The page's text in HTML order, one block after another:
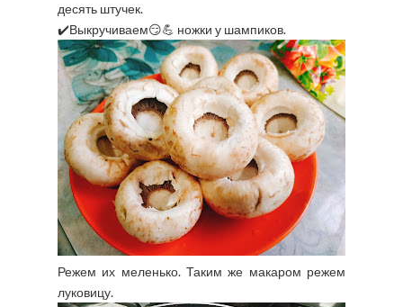
десять штучек.
✔️Выкручиваем😏💪 ножки у шампиков.
Режем их меленько. Таким же макаром режем
луковицу.